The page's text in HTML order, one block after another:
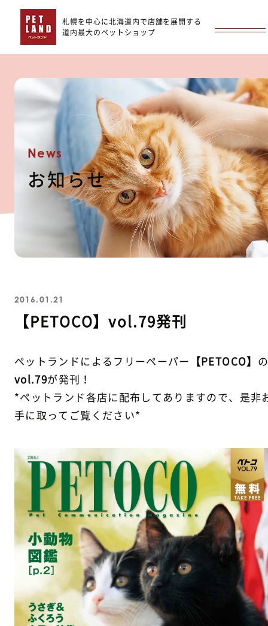
札幌を中心に北海道内で店舗を展開する
道内最大のペットショップ
News
お知らせ
2016.01.21
【PETOCO】vol.79発刊
ペットランドによるフリーペーパー 【PETOCO】
vol.79が発刊！
*ペットランド各店に配布してありますので、是非
手に取ってご覧ください*